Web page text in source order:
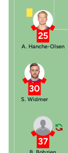
25
A. Hanche-Olsen
30
S. Widmer
37